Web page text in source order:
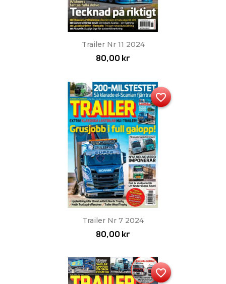
Trailer Nr 11 2024
80,00 kr
Trailer Nr 7 2024
80,00 kr
favorite_border
favorite_border